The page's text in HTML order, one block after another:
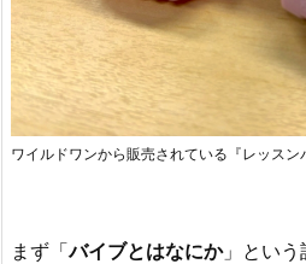
ワイルドワンから販売されている『レッスン
まず「バイブとはなにか」という